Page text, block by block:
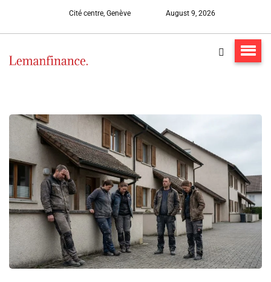
Cité centre, Genève August 9, 2026